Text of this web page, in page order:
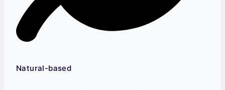
Natural-based